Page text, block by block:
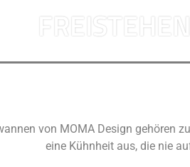
von MOMA Design gehören
eine Kühnheit aus, die nie